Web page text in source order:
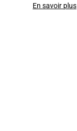
En savoir plus